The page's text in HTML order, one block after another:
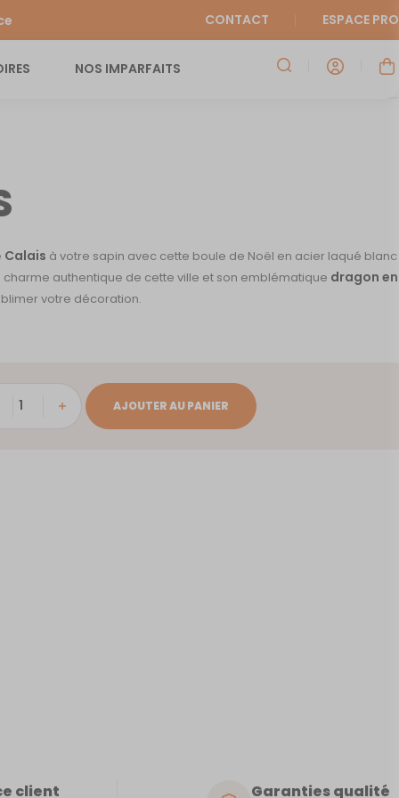
CONTACT ESPACE PRO
NOS IMPARFAITS
Calais à votre sapin avec cette boule de Noël en acier laqué blanc
charme authentique de cette ville et son emblématique dragon en
votre décoration.
AJOUTER AU PANIER
client Garanties qualité